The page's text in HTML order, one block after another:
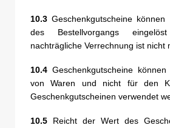
10.3 Geschenkgutscheine
des Bestellvorgangs
nachträgliche Verrechnung ist nicht
10.4 Geschenkgutscheine
von Waren und nicht für den
Geschenkgutscheinen verwendet
10.5 Reicht der Wert des